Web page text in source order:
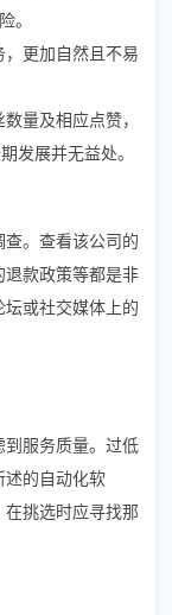
。
更加自然且不易
量及相应点赞，
发展并无益处。
。查看该公司的
款政策等都是非
或社交媒体上的
服务质量。过低
述的自动化软
挑选时应寻找那